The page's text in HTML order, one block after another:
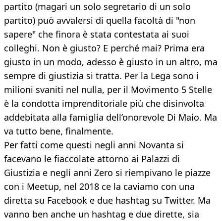
partito (magari un solo segretario di un solo
partito) può avvalersi di quella facoltà di "non
sapere" che finora è stata contestata ai suoi
colleghi. Non è giusto? E perché mai? Prima era
giusto in un modo, adesso è giusto in un altro, ma
sempre di giustizia si tratta. Per la Lega sono i
milioni svaniti nel nulla, per il Movimento 5 Stelle
è la condotta imprenditoriale più che disinvolta
addebitata alla famiglia dell’onorevole Di Maio. Ma
va tutto bene, finalmente.
Per fatti come questi negli anni Novanta si
facevano le fiaccolate attorno ai Palazzi di
Giustizia e negli anni Zero si riempivano le piazze
con i Meetup, nel 2018 ce la caviamo con una
diretta su Facebook e due hashtag su Twitter. Ma
vanno ben anche un hashtag e due dirette, sia